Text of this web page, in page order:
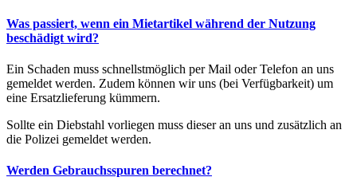
Was passiert, wenn ein Mietartikel während der Nutzung
beschädigt wird?
Ein Schaden muss schnellstmöglich per Mail oder Telefon an uns
gemeldet werden. Zudem können wir uns (bei Verfügbarkeit) um
eine Ersatzlieferung kümmern.
Sollte ein Diebstahl vorliegen muss dieser an uns und zusätzlich an
die Polizei gemeldet werden.
Werden Gebrauchsspuren berechnet?